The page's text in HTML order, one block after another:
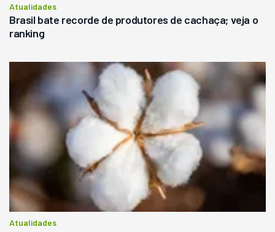
Atualidades
Brasil bate recorde de produtores de cachaça; veja o
ranking
Atualidades